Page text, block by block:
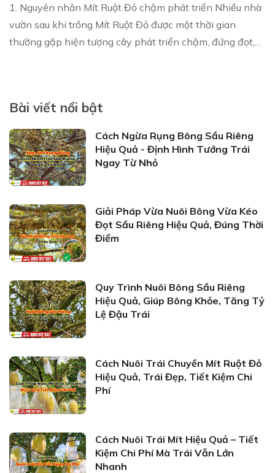
1. Nguyên nhân Mít Ruột Đỏ chậm phát triển Nhiều nhà
vườn sau khi trồng Mít Ruột Đỏ được một thời gian
thường gặp hiện tượng cây phát triển chậm, đứng đọt,
Bài viết nổi bật
Cách Ngừa Rụng Bông Sầu Riêng
Hiệu Quả - Định Hình Tướng Trái
Ngay Từ Nhỏ
Giải Pháp Vừa Nuôi Bông Vừa Kéo
Đọt Sầu Riêng Hiệu Quả, Đúng Thời
Điểm
Quy Trình Nuôi Bông Sầu Riêng
Hiệu Quả, Giúp Bông Khỏe, Tăng Tỷ
Lệ Đậu Trái
Cách Nuôi Trái Chuyền Mít Ruột Đỏ
Hiệu Quả, Trái Đẹp, Tiết Kiệm Chi
Phí
Cách Nuôi Trái Mít Hiệu Quả – Tiết
Kiệm Chi Phí Mà Trái Vẫn Lớn
Nhanh